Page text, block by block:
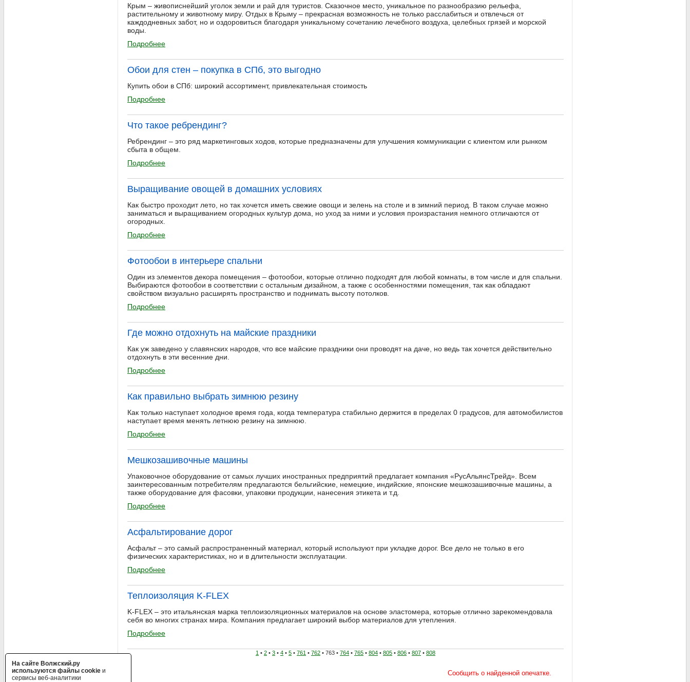
Крым – живописнейший уголок земли и рай для туристов. Сказочное место, уникальное по разнообразию рельефа,
растительному и животному миру. Отдых в Крыму – прекрасная возможность не только расслабиться и отвлечься от
каждодневных забот, но и оздоровиться благодаря уникальному сочетанию лечебного воздуха, целебных грязей и морской
воды.
Подробнее
Обои для стен – покупка в СПб, это выгодно
Купить обои в СПб: широкий ассортимент, привлекательная стоимость
Подробнее
Что такое ребрендинг?
Ребрендинг – это ряд маркетинговых ходов, которые предназначены для улучшения коммуникации с клиентом или рынком
сбыта в общем.
Подробнее
Выращивание овощей в домашних условиях
Как быстро проходит лето, но так хочется иметь свежие овощи и зелень на столе и в зимний период. В таком случае можно
заниматься и выращиванием огородных культур дома, но уход за ними и условия произрастания немного отличаются от
огородных.
Подробнее
Фотообои в интерьере спальни
Один из элементов декора помещения – фотообои, которые отлично подходят для любой комнаты, в том числе и для спальни.
Выбираются фотообои в соответствии с остальным дизайном, а также с особенностями помещения, так как обладают
свойством визуально расширять пространство и поднимать высоту потолков.
Подробнее
Где можно отдохнуть на майские праздники
Как уж заведено у славянских народов, что все майские праздники они проводят на даче, но ведь так хочется действительно
отдохнуть в эти весенние дни.
Подробнее
Как правильно выбрать зимнюю резину
Как только наступает холодное время года, когда температура стабильно держится в пределах 0 градусов, для автомобилистов
наступает время менять летнюю резину на зимнюю.
Подробнее
Мешкозашивочные машины
Упаковочное оборудование от самых лучших иностранных предприятий предлагает компания «РусАльянсТрейд». Всем
заинтересованным потребителям предлагаются бельгийские, немецкие, индийские, японские мешкозашивочные машины, а
также оборудование для фасовки, упаковки продукции, нанесения этикета и т.д.
Подробнее
Асфальтирование дорог
Асфальт – это самый распространенный материал, который используют при укладке дорог. Все дело не только в его
физических характеристиках, но и в длительности эксплуатации.
Подробнее
Теплоизоляция K-FLEX
K-FLEX – это итальянская марка теплоизоляционных материалов на основе эластомера, которые отлично зарекомендовала
себя во многих странах мира. Компания предлагает широкий выбор материалов для утепления.
Подробнее
1 • 2 • 3 • 4 • 5 • 761 • 762 • 763 • 764 • 765 • 804 • 805 • 806 • 807 • 808
На сайте Волжский.ру
используются файлы cookie и
сервисы веб-аналитики